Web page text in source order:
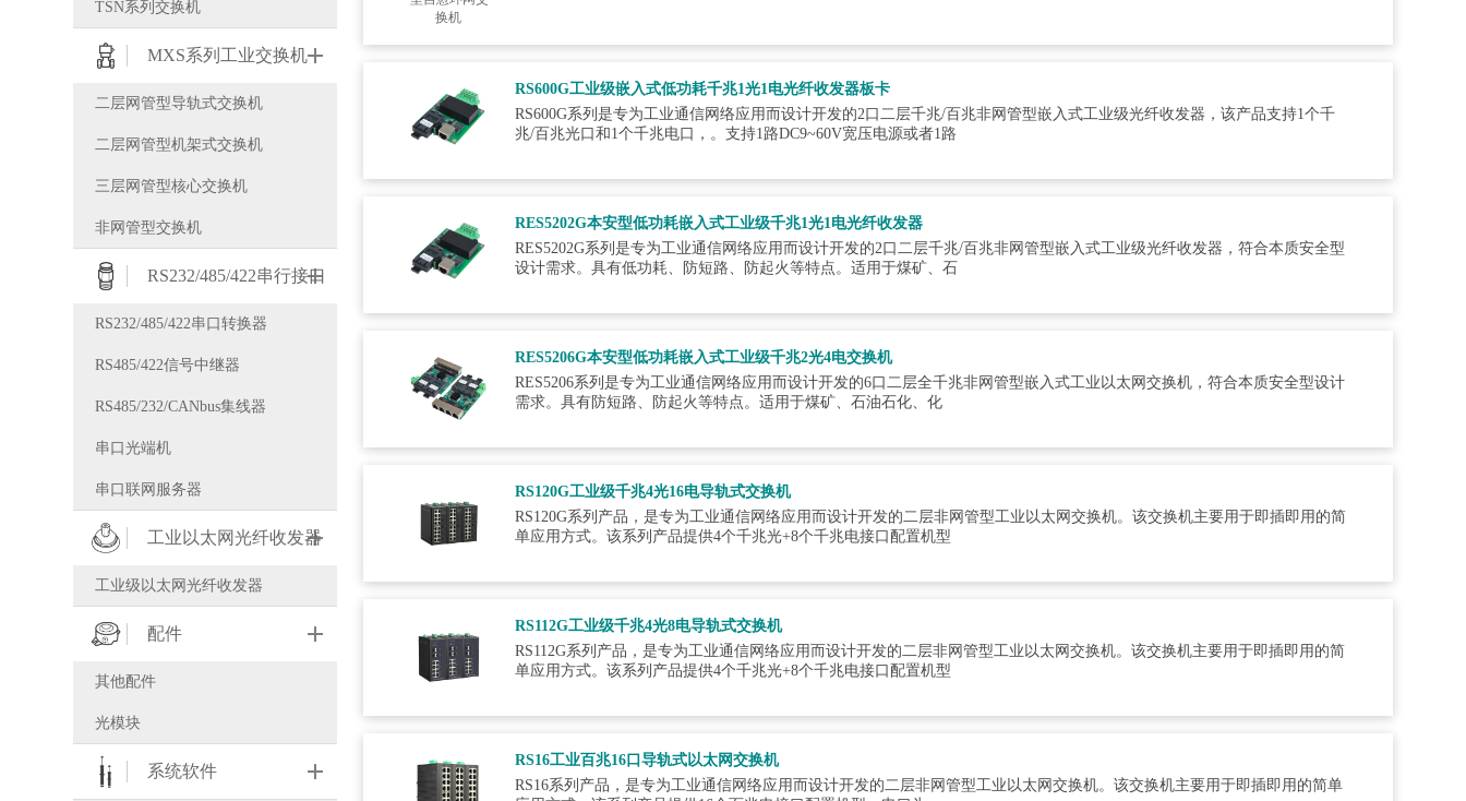
TSN系列交换机
MXS系列工业交换机
二层网管型导轨式交换机
二层网管型机架式交换机
三层网管型核心交换机
非网管型交换机
RS232/485/422串行接口
RS232/485/422串口转换器
RS485/422信号中继器
RS485/232/CANbus集线器
串口光端机
串口联网服务器
工业以太网光纤收发器
工业级以太网光纤收发器
配件
其他配件
光模块
系统软件
RS600G工业级嵌入式低功耗千兆1光1电光纤收发器板卡
RS600G系列是专为工业通信网络应用而设计开发的2口二层千兆/百兆非网管型嵌入式工业级光纤收发器，该产品支持1个千
兆/百兆光口和1个千兆电口，。支持1路DC9~60V宽压电源或者1路
RES5202G本安型低功耗嵌入式工业级千兆1光1电光纤收发器
RES5202G系列是专为工业通信网络应用而设计开发的2口二层千兆/百兆非网管型嵌入式工业级光纤收发器，符合本质安全型
设计需求。具有低功耗、防短路、防起火等特点。适用于煤矿、石
RES5206G本安型低功耗嵌入式工业级千兆2光4电交换机
RES5206系列是专为工业通信网络应用而设计开发的6口二层全千兆非网管型嵌入式工业以太网交换机，符合本质安全型设计
需求。具有防短路、防起火等特点。适用于煤矿、石油石化、化
RS120G工业级千兆4光16电导轨式交换机
RS120G系列产品，是专为工业通信网络应用而设计开发的二层非网管型工业以太网交换机。该交换机主要用于即插即用的简
单应用方式。该系列产品提供4个千兆光+8个千兆电接口配置机型
RS112G工业级千兆4光8电导轨式交换机
RS112G系列产品，是专为工业通信网络应用而设计开发的二层非网管型工业以太网交换机。该交换机主要用于即插即用的简
单应用方式。该系列产品提供4个千兆光+8个千兆电接口配置机型
RS16工业百兆16口导轨式以太网交换机
RS16系列产品，是专为工业通信网络应用而设计开发的二层非网管型工业以太网交换机。该交换机主要用于即插即用的简单